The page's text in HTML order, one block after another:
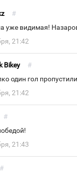
#
уже видимая!
21:42
Bikey #
один гол
21:42
#
21:43
#